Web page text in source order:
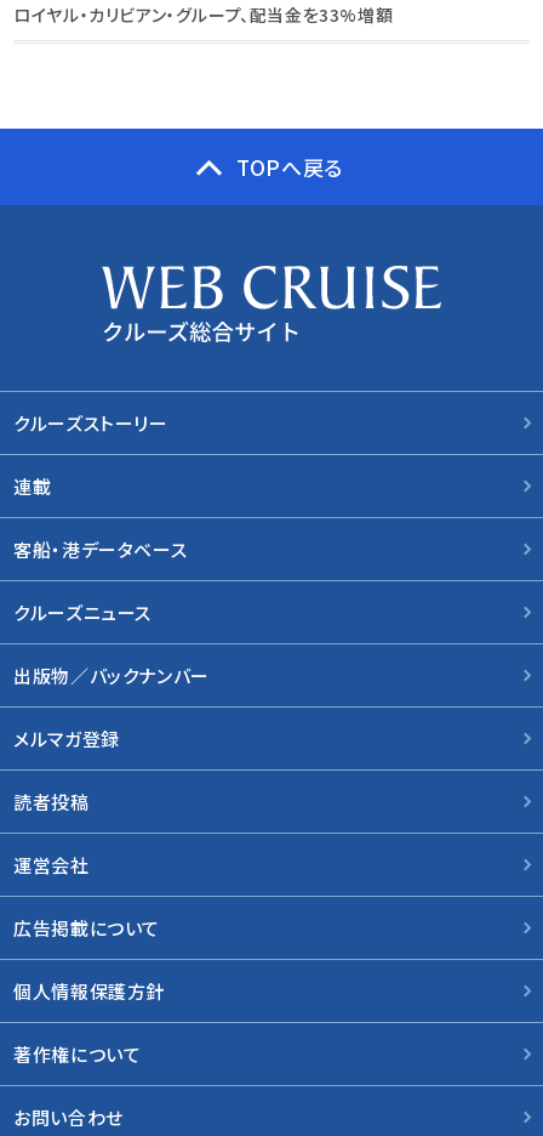
ロイヤル・カリビアン・グループ、配当金を33%増額
TOPへ戻る
クルーズストーリー
連載
客船・港データベース
クルーズニュース
出版物／バックナンバー
メルマガ登録
読者投稿
運営会社
広告掲載について
個人情報保護方針
著作権について
お問い合わせ